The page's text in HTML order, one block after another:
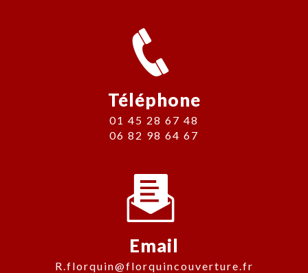
Téléphone
01 45 28 67 48
06 82 98 64 67
Email
r.florquin@florquincouverture.fr